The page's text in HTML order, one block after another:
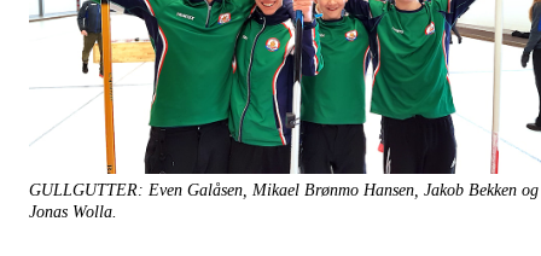
GULLGUTTER: Even Galåsen, Mikael Brønmo Hansen, Jakob Bekken og
Jonas Wolla.